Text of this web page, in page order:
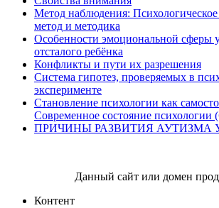
Метод наблюдения:
метод и методика
Особенности эмоциональной сферы
отсталого ребёнка
Конфликты и пути их разрешения
Система гипотез, проверяемых в
эксперименте
Становление психологии как
Современное состояние психологии
ПРИЧИНЫ РАЗВИТИЯ АУТИЗМА
Данный сайт или домен
Контент